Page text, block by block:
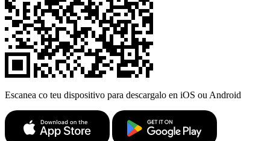
Escanea co teu dispositivo para descargalo en iOS ou Android